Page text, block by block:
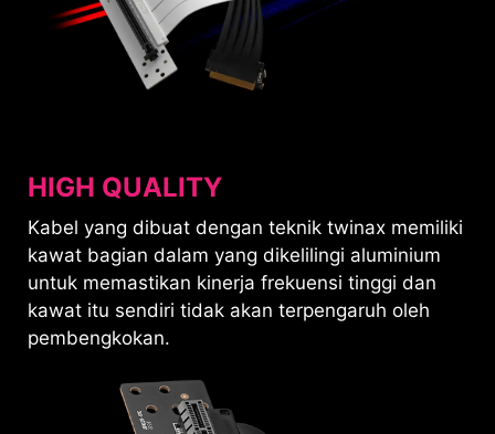
HIGH QUALITY
Kabel yang dibuat dengan teknik twinax memiliki
kawat bagian dalam yang dikelilingi aluminium
untuk memastikan kinerja frekuensi tinggi dan
kawat itu sendiri tidak akan terpengaruh oleh
pembengkokan.